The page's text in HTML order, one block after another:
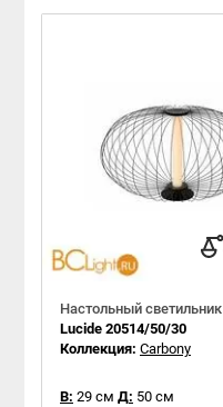
Настольный светильник
Lucide 20514/50/30
Коллекция: Carbony
В: 29 см Д: 50 см